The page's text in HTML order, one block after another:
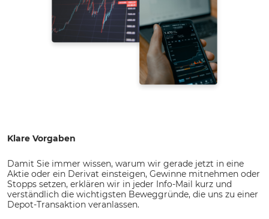
Klare Vorgaben
Damit Sie immer wissen, warum wir gerade jetzt in eine
Aktie oder ein Derivat einsteigen, Gewinne mitnehmen oder
Stopps setzen, erklären wir in jeder Info-Mail kurz und
verständlich die wichtigsten Beweggründe, die uns zu einer
Depot-Transaktion veranlassen.